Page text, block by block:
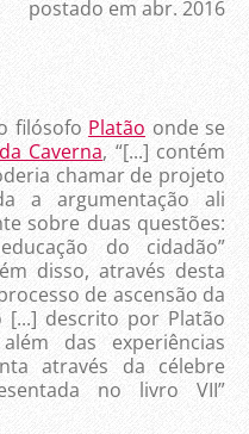
postado em abr. 2016
Platão onde se
Caverna, “[...] contém
chamar de projeto
a argumentação ali
sobre duas questões:
do cidadão”
disso, através desta
de ascensão da
[...] descrito por Platão
das experiências
através da célebre
no livro VII”